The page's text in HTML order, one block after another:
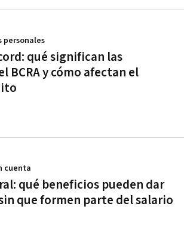
qué significan las
BCRA y cómo afectan el
personales
qué beneficios pueden dar
que formen parte del salario
cuenta